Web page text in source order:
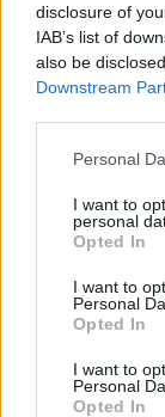
disclosure of
IAB’s list of
also be
Downstream
Personal
I want to
personal
Opted In
I want to
Personal
Opted In
I want to
Personal
Opted In
Πρωινή